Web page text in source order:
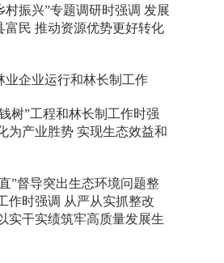
村振兴”专题调研时强调 发展
富民 推动资源优势更好转化
业企业运行和林长制工作
树”工程和林长制工作时强
为产业胜势 实现生态效益和
”督导突出生态环境问题整
作时强调 从严从实抓整改
实干实绩筑牢高质量发展生